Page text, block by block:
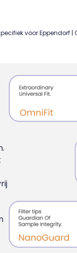
voor Eppendorf |